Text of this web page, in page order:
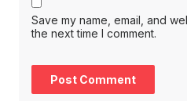
Save my name, email, and
the next time I comment.